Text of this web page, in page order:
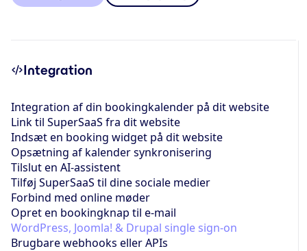
Integration
Integration af din bookingkalender på dit website
Link til SuperSaaS fra dit website
Indsæt en booking widget på dit website
Opsætning af kalender synkronisering
Tilslut en AI-assistent
Tilføj SuperSaaS til dine sociale medier
Forbind med online møder
Opret en bookingknap til e-mail
WordPress, Joomla! & Drupal single sign-on
Brugbare webhooks eller APIs